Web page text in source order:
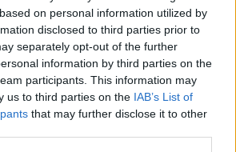
on personal information utilized by
disclosed to third parties prior to
separately opt-out of the further
information by third parties on the
participants. This information may
us to third parties on the IAB’s List of
that may further disclose it to other